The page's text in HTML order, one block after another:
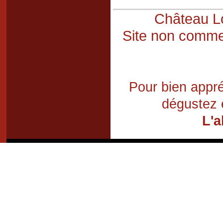
Château
Site non
Pour bien
dégustez